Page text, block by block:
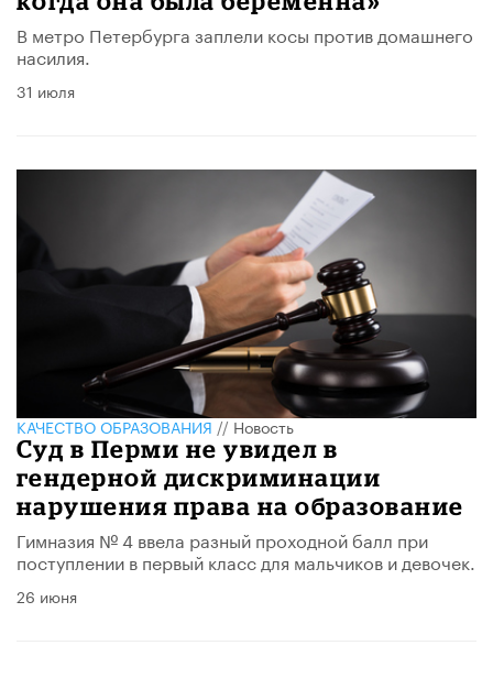
В метро Петербурга заплели косы против домашнего
насилия.
31 июля
КАЧЕСТВО ОБРАЗОВАНИЯ//Новость
Суд в Перми не увидел в
гендерной дискриминации
нарушения права на образование
Гимназия № 4 ввела разный проходной балл при
поступлении в первый класс для мальчиков и девочек.
26 июня